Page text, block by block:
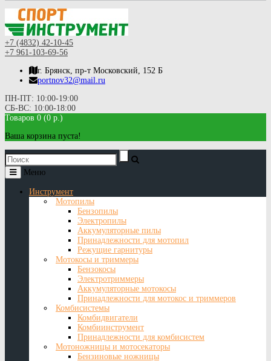
+7 (4832) 42-10-45
+7 961-103-69-56
г. Брянск, пр-т Московский, 152 Б
portnov32@mail.ru
ПН-ПТ: 10:00-19:00
СБ-ВС: 10:00-18:00
Товаров 0 (0 р.)
Ваша корзина пуста!
Меню
Инструмент
Мотопилы
Бензопилы
Электропилы
Аккумуляторные пилы
Принадлежности для мотопил
Режущие гарнитуры
Мотокосы и триммеры
Бензокосы
Электротриммеры
Аккумуляторные мотокосы
Принадлежности для мотокос и триммеров
Комбисистемы
Комбидвигатели
Комбиинструмент
Принадлежности для комбисистем
Мотоножницы и мотосекаторы
Бензиновые ножницы